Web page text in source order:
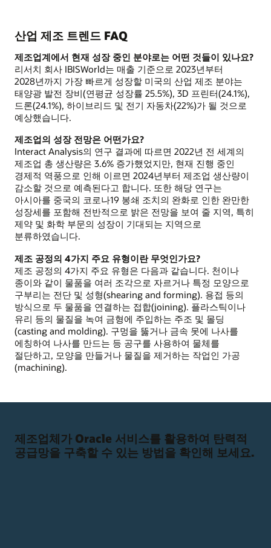
산업 제조 트렌드 FAQ
제조업계에서 현재 성장 중인 분야로는 어떤 것들이 있나요?
리서치 회사 IBISWorld는 매출 기준으로 2023년부터
2028년까지 가장 빠르게 성장할 미국의 산업 제조 분야는
태양광 발전 장비(연평균 성장률 25.5%), 3D 프린터(24.1%),
드론(24.1%), 하이브리드 및 전기 자동차(22%)가 될 것으로
예상했습니다.
제조업의 성장 전망은 어떤가요?
Interact Analysis의 연구 결과에 따르면 2022년 전 세계의
제조업 총 생산량은 3.6% 증가했었지만, 현재 진행 중인
경제적 역풍으로 인해 이르면 2024년부터 제조업 생산량이
감소할 것으로 예측된다고 합니다. 또한 해당 연구는
아시아를 중국의 코로나19 봉쇄 조치의 완화로 인한 완만한
성장세를 포함해 전반적으로 밝은 전망을 보여 줄 지역, 특히
제약 및 화학 부문의 성장이 기대되는 지역으로
분류하였습니다.
제조 공정의 4가지 주요 유형이란 무엇인가요?
제조 공정의 4가지 주요 유형은 다음과 같습니다. 천이나
종이와 같이 물품을 여러 조각으로 자르거나 특정 모양으로
구부리는 전단 및 성형(shearing and forming). 용접 등의
방식으로 두 물품을 연결하는 접합(joining). 플라스틱이나
유리 등의 물질을 녹여 금형에 주입하는 주조 및 몰딩
(casting and molding). 구멍을 뚫거나 금속 못에 나사를
에칭하여 나사를 만드는 등 공구를 사용하여 물체를
절단하고, 모양을 만들거나 물질을 제거하는 작업인 가공
(machining).
제조업체가 Oracle 서비스를 활용하여 탄력적
공급망을 구축할 수 있는 방법을 확인해 보세요.